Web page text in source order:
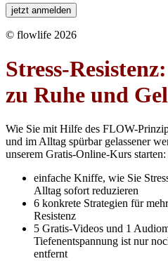
leer.
© flowlife 2026
Stress-
zu Ruhe und
Wie Sie mit Hilfe des FLOW-
und im Alltag spürbar gelassener
unserem Gratis-Online-Kurs starten:
einfache Kniffe, wie Sie
Alltag sofort reduzieren
6 konkrete Strategien für
Resistenz
5 Gratis-Videos und 1
Tiefenentspannung ist nur
entfernt